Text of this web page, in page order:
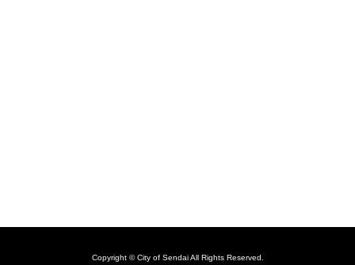
Copyright © City of Sendai All Rights Reserved.